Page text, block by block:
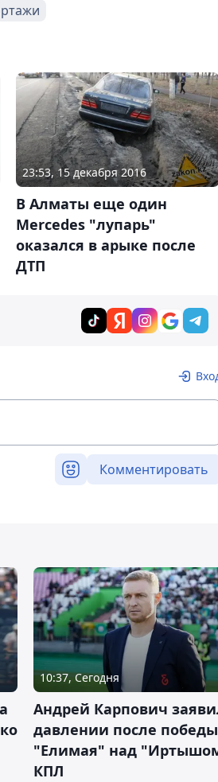
23:53, 15 декабря 2016
В Алматы еще один
Mercedes "лупарь"
оказался в арыке после
ДТП
Комментировать
10:37, Сегодня
Андрей Карпович
давлении после победы
"Елимая" над
КПЛ